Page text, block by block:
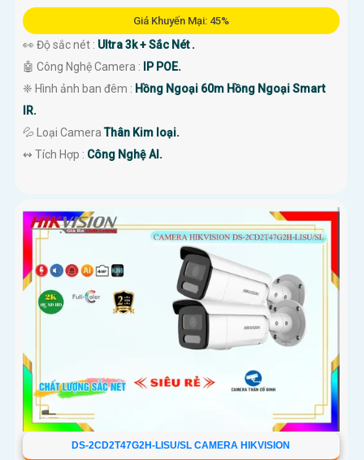
Giá Khuyến Mại: 45%
👀 Độ sắc nét : Ultra 3k + Sắc Nét .
🤖️ Công Nghệ Camera :
IP POE.
❈ Hình ảnh ban đêm : Hồng Ngoại 60m Hồng Ngoại Smart
IR.
💦 Loại CameraThân Kim loại.
️↭ Tích Hợp : Công Nghệ AI.
DS-2CD2T47G2H-LISU/SL CAMERA HIKVISION